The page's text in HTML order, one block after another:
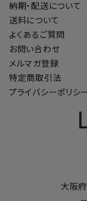
納期・配送について
送料について
よくあるご質問
お問い合わせ
メルマガ登録
特定商取引法
プライバシーポリシー
大阪